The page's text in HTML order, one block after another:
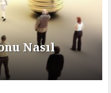
Nasıl